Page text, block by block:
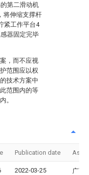
第二滑动机
将伸缩支撑杆
紧工作平台4
器固定完毕
，而不应视
范围应以权
技术方案中
范围内的等
。
Publication date
2022-03-25
广西